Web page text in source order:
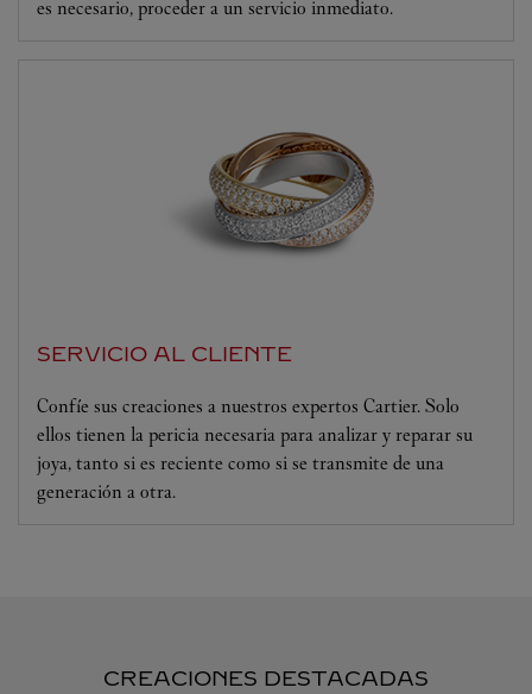
es necesario, proceder a un servicio inmediato.
SERVICIO AL CLIENTE
Confíe sus creaciones a nuestros expertos Cartier. Solo
ellos tienen la pericia necesaria para analizar y reparar su
joya, tanto si es reciente como si se transmite de una
generación a otra.
CREACIONES DESTACADAS